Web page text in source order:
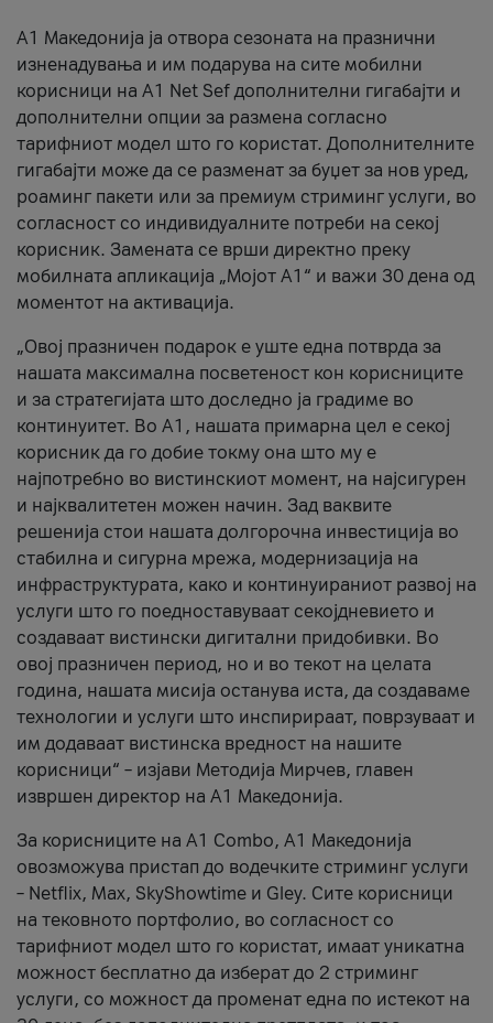
А1 Македонија ја отвора сезоната на празнични
изненадувања и им подарува на сите мобилни
корисници на A1 Net Sef дополнителни гигабајти и
дополнителни опции за размена согласно
тарифниот модел што го користат. Дополнителните
гигабајти може да се разменат за буџет за нов уред,
роаминг пакети или за премиум стриминг услуги, во
согласност со индивидуалните потреби на секој
корисник. Замената се врши директно преку
мобилната апликација „Мојот А1“ и важи 30 дена од
моментот на активација.
„Овој празничен подарок е уште една потврда за
нашата максимална посветеност кон корисниците
и за стратегијата што доследно ја градиме во
континуитет. Во А1, нашата примарна цел е секој
корисник да го добие токму она што му е
најпотребно во вистинскиот момент, на најсигурен
и најквалитетен можен начин. Зад ваквите
решенија стои нашата долгорочна инвестиција во
стабилна и сигурна мрежа, модернизација на
инфраструктурата, како и континуираниот развој на
услуги што го поедноставуваат секојдневието и
создаваат вистински дигитални придобивки. Во
овој празничен период, но и во текот на целата
година, нашата мисија останува иста, да создаваме
технологии и услуги што инспирираат, поврзуваат и
им додаваат вистинска вредност на нашите
корисници“ – изјави Методија Мирчев, главен
извршен директор на А1 Македонија.
За корисниците на A1 Combo, А1 Македонија
овозможува пристап до водечките стриминг услуги
– Netflix, Max, SkyShowtime и Gley. Сите корисници
на тековното портфолио, во согласност со
тарифниот модел што го користат, имаат уникатна
можност бесплатно да изберат до 2 стриминг
услуги, со можност да променат една по истекот на